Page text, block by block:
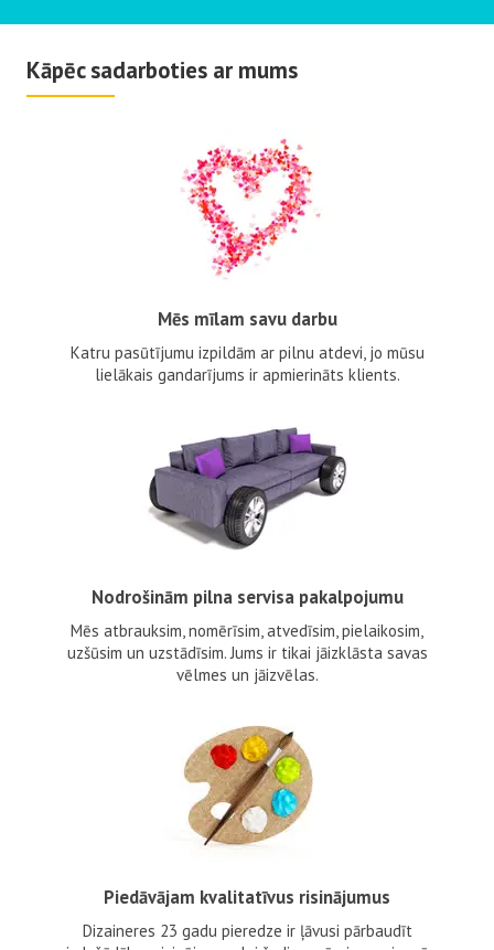
Kāpēc sadarboties ar mums
Mēs mīlam savu darbu
Katru pasūtījumu izpildām ar pilnu atdevi, jo mūsu
lielākais gandarījums ir apmierināts klients.
Nodrošinām pilna servisa pakalpojumu
Mēs atbrauksim, nomērīsim, atvedīsim, pielaikosim,
uzšūsim un uzstādīsim. Jums ir tikai jāizklāsta savas
vēlmes un jāizvēlas.
Piedāvājam kvalitatīvus risinājumus
Dizaineres 23 gadu pieredze ir ļāvusi pārbaudīt